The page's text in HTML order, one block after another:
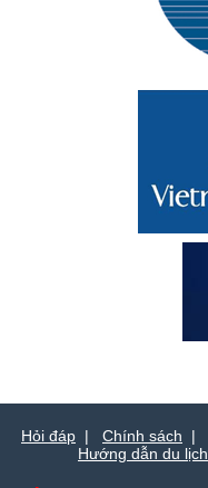
Hỏi đáp | Chính sách |
Hướng dẫn du lịch